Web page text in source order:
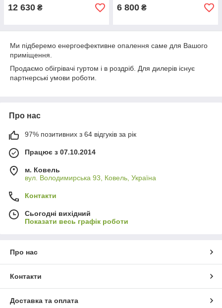
12 630 ₴ 6 800 ₴
Ми підберемо енергоефективне опалення саме для Вашого
приміщення.
Продаємо обігрівачі гуртом і в роздріб. Для дилерів існує
партнерські умови роботи.
Про нас
97% позитивних з 64 відгуків за рік
Працює з 07.10.2014
м. Ковель
вул. Володимирська 93, Ковель, Україна
Контакти
Сьогодні вихідний
Показати весь графік роботи
Про нас
Контакти
Доставка та оплата